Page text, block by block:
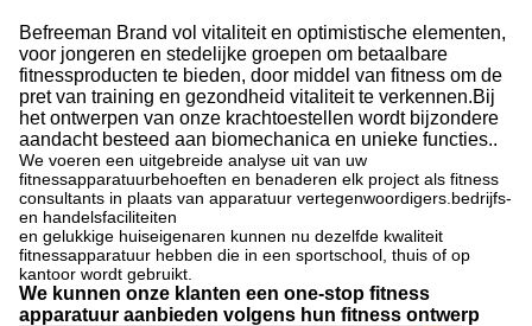
Befreeman Brand vol vitaliteit en optimistische elementen,
voor jongeren en stedelijke groepen om betaalbare
fitnessproducten te bieden, door middel van fitness om de
pret van training en gezondheid vitaliteit te verkennen.Bij
het ontwerpen van onze krachtoestellen wordt bijzondere
aandacht besteed aan biomechanica en unieke functies..
We voeren een uitgebreide analyse uit van uw
fitnessapparatuurbehoeften en benaderen elk project als fitness
consultants in plaats van apparatuur vertegenwoordigers.bedrijfs-
en handelsfaciliteiten
en gelukkige huiseigenaren kunnen nu dezelfde kwaliteit
fitnessapparatuur hebben die in een sportschool, thuis of op
kantoor wordt gebruikt.
We kunnen onze klanten een one-stop fitness
apparatuur aanbieden volgens hun fitness ontwerp